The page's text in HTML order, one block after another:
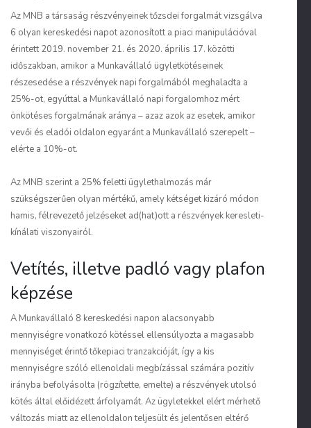
Az MNB a társaság részvényeinek tőzsdei forgalmát vizsgálva
6 olyan kereskedési napot azonosított a piaci manipulációval
érintett 2019. november 21. és 2020. április 17. közötti
időszakban, amikor a Munkavállaló ügyletkötéseinek
részesedése a részvények napi forgalmából meghaladta a
25%-ot, egyúttal a Munkavállaló napi forgalomhoz mért
önkötéses forgalmának aránya – azaz azok az esetek, amikor
vevői és eladói oldalon egyaránt a Munkavállaló szerepelt –
elérte a 10%-ot.
Az MNB szerint a 25% feletti ügylethalmozás már
szükségszerűen olyan mértékű, amely kétséget kizáró módon
hamis, félrevezető jelzéseket ad(hat)ott a részvények keresleti-
kínálati viszonyairól.
Vetítés, illetve padló vagy plafon
képzése
A Munkavállaló 8 kereskedési napon alacsonyabb
mennyiségre vonatkozó kötéssel ellensúlyozta a magasabb
mennyiséget érintő tőkepiaci tranzakcióját, így a kis
mennyiségre szóló ellenoldali megbízással számára pozitív
irányba befolyásolta (rögzítette, emelte) a részvények utolsó
kötés által előidézett árfolyamát. Az ügyletekkel elért mérhető
változás miatt az ellenoldalon teljesült és jelentősen eltérő